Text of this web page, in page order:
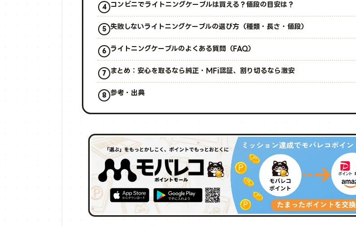
コンビニでライトニングケーブルは買える？値段の目安は？
失敗しないライトニングケーブルの選び方（種類・長さ・値段）
ライトニングケーブルのよくある質問（FAQ）
まとめ：安心を取るなら純正・MFi認証、割り切るなら激安
参考・出典